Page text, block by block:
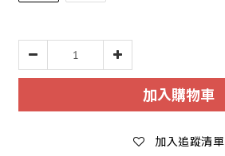
加入購物車
加入追蹤清單